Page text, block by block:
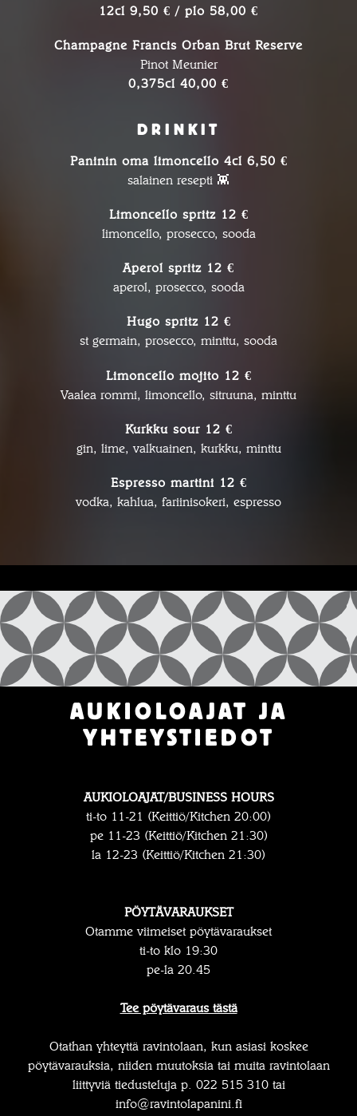
12cl 9,50 € / plo 58,00 €
Champagne Francis Orban Brut Reserve
Pinot Meunier
0,375cl 40,00 €
DRINKIT
Paninin oma limoncello 4cl 6,50 €
salainen resepti 👾
Limoncello spritz 12 €
limoncello, prosecco, sooda
Aperol spritz 12 €
aperol, prosecco, sooda
Hugo spritz 12 €
st germain, prosecco, minttu, sooda
Limoncello mojito 12 €
Vaalea rommi, limoncello, sitruuna, minttu
Kurkku sour 12 €
gin, lime, valkuainen, kurkku, minttu
Espresso martini 12 €
vodka, kahlua, fariinisokeri, espresso
AUKIOLOAJAT JA
YHTEYSTIEDOT
AUKIOLOAJAT/BUSINESS HOURS
ti-to 11-21 (Keittiö/Kitchen 20:00)
pe 11-23 (Keittiö/Kitchen 21:30)
la 12-23 (Keittiö/Kitchen 21:30)
PÖYTÄVARAUKSET
Otamme viimeiset pöytävaraukset
ti-to klo 19:30
pe-la 20.45
Tee pöytävaraus tästä
Otathan yhteyttä ravintolaan, kun asiasi koskee
pöytävarauksia, niiden muutoksia tai muita ravintolaan
liittyviä tiedusteluja p. 022 515 310 tai
info@ravintolapanini.fi